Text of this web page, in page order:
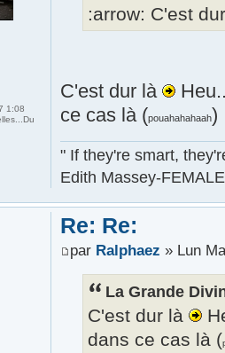
:arrow: C'est
C'est dur là
ce cas là (pouahahahaah)
" If they're smart,
Edith Massey-
1:08
Re: Re:
par Ralphaez » Lun
La Grande
C'est dur là
dans ce cas là (